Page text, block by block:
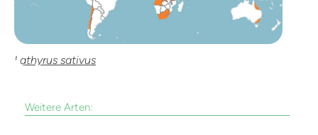
Lathyrus sativus
Weitere Arten: